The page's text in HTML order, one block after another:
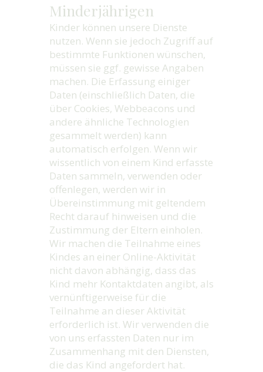
Minderjährigen
Kinder können unsere Dienste
nutzen. Wenn sie jedoch Zugriff auf
bestimmte Funktionen wünschen,
müssen sie ggf. gewisse Angaben
machen. Die Erfassung einiger
Daten (einschließlich Daten, die
über Cookies, Webbeacons und
andere ähnliche Technologien
gesammelt werden) kann
automatisch erfolgen. Wenn wir
wissentlich von einem Kind erfasste
Daten sammeln, verwenden oder
offenlegen, werden wir in
Übereinstimmung mit geltendem
Recht darauf hinweisen und die
Zustimmung der Eltern einholen.
Wir machen die Teilnahme eines
Kindes an einer Online-Aktivität
nicht davon abhängig, dass das
Kind mehr Kontaktdaten angibt, als
vernünftigerweise für die
Teilnahme an dieser Aktivität
erforderlich ist. Wir verwenden die
von uns erfassten Daten nur im
Zusammenhang mit den Diensten,
die das Kind angefordert hat.